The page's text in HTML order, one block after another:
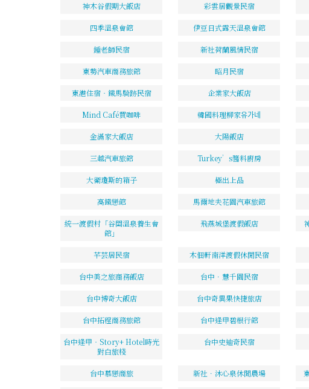
神木谷假期大飯店 彩雲居觀景民宿
四季溫泉會館 伊豆日式露天溫泉會館
鍾老師民宿 新社荷蘭風情民宿
東勢汽車商務旅館 昭月民宿
東港住宿‧鐵馬騎跡民宿 企業家大飯店
Mind Café買咖啡 韓國料理柳家유가네
金滿家大飯店 大陽飯店
三越汽車旅館 Turkey’s醬料廚房
大衛瓊斯的箱子 極出上品
高鐵戀館 馬爾地夫花園汽車旅館
統一渡假村「谷關溫泉養生會
館」
飛燕城堡渡假飯店
芊芸居民宿 木佃軒南洋渡假休閒民宿
台中美之旅商務飯店 台中．慧千園民宿
台中博奇大飯店 台中奇異果快捷旅店
台中拓程商務旅館 台中逢甲碧根行館
台中逢甲‧Story+ Hotel時光
對白旅棧
台中史迪奇民宿
台中慕戀商旅 新社．沐心泉休閒農場